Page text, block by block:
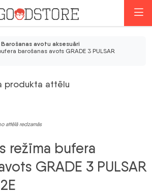
Barošanas avotu aksesuāri
barošanas avots GRADE 3 PULSAR
attēlā redzamās
režīma bufera
GRADE 3 PULSAR